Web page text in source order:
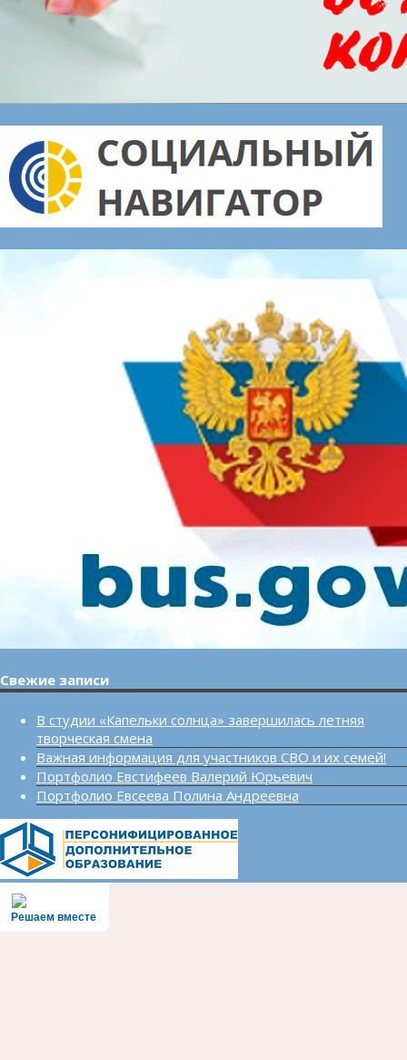
Свежие записи
В студии «Капельки солнца» завершилась летняя
творческая смена
Важная информация для участников СВО и их семей!
Портфолио Евстифеев Валерий Юрьевич
Портфолио Евсеева Полина Андреевна
Решаем вместе